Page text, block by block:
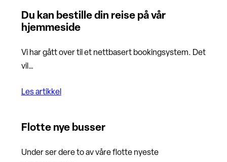
Du kan bestille din reise på vår
hjemmeside
Vi har gått over til et nettbasert bookingsystem. Det
vil…
Les artikkel
Flotte nye busser
Under ser dere to av våre flotte nyeste